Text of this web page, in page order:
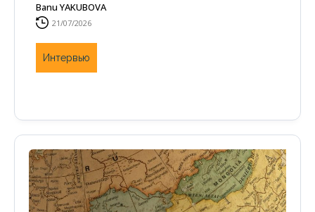
Banu YAKUBOVA
21/07/2026
Интервью